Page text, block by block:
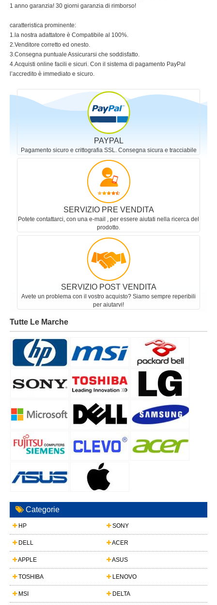
1 anno garanzia! 30 giorni garanzia di rimborso!
caratteristica prominente:
1.la nostra adattatore è Compatibile al 100%.
2.Venditore corretto ed onesto.
3.Consegna puntuale Assicurarsi che soddisfatto.
4.Acquisti online facili e sicuri. Con il sistema di pagamento PayPal
l’accredito è immediato e sicuro.
PAYPAL
Pagamento sicuro e crittografia SSL. Consegna sicura e tracciabile
SERVIZIO PRE VENDITA
Potete contattarci, con una e-mail , per essere aiutati nella ricerca del
prodotto.
SERVIZIO POST VENDITA
Avete un problema con il vostro acquisto? Siamo sempre reperibili
per aiutarvi!
Tutte Le Marche
Categorie
HP SONY
DELL ACER
APPLE ASUS
TOSHIBA LENOVO
MSI DELTA